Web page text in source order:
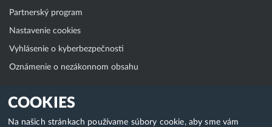
COOKIES
Na našich stránkach používame súbory cookie, aby sme vám
Partnerský program
Nastavenie cookies
Vyhlásenie o kyberbezpečnosti
Oznámenie o nezákonnom obsahu
Klientská zóna
WebAdmin